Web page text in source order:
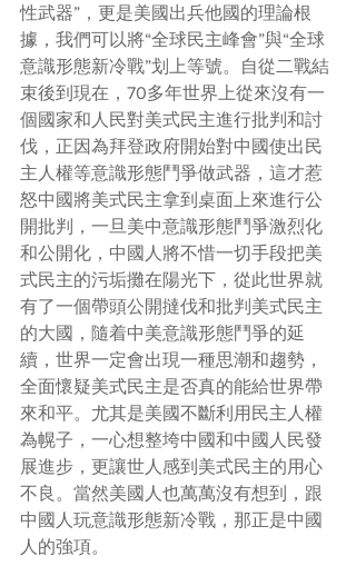
性武器”，更是美國出兵他國的理論根
據，我們可以將“全球民主峰會”與“全球
意識形態新冷戰”划上等號。自從二戰結
束後到現在，70多年世界上從來沒有一
個國家和人民對美式民主進行批判和討
伐，正因為拜登政府開始對中國使出民
主人權等意識形態鬥爭做武器，這才惹
怒中國將美式民主拿到桌面上來進行公
開批判，一旦美中意識形態鬥爭激烈化
和公開化，中國人將不惜一切手段把美
式民主的污垢攤在陽光下，從此世界就
有了一個帶頭公開撻伐和批判美式民主
的大國，隨着中美意識形態鬥爭的延
續，世界一定會出現一種思潮和趨勢，
全面懷疑美式民主是否真的能給世界帶
來和平。尤其是美國不斷利用民主人權
為幌子，一心想整垮中國和中國人民發
展進步，更讓世人感到美式民主的用心
不良。當然美國人也萬萬沒有想到，跟
中國人玩意識形態新冷戰，那正是中國
人的強項。